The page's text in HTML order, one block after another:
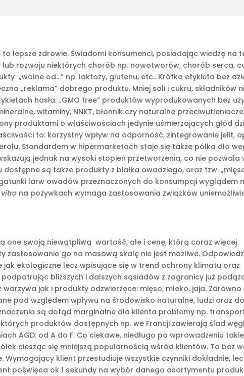
lepsze zdrowie. Świadomi konsumenci, posiadając wiedzę na
rozwoju niektórych chorób np. nowotworów, chorób serca,
„wolne od…” np. laktozy, glutenu, etc.. Krótka etykieta bez
„reklama” dobrego produktu. Mniej soli i cukru, składników
hasła: „GMO free” produktów wyprodukowanych bez
witaminy, NNKT, błonnik czy naturalne
produktami o właściwościach jedynie uśmierzających głód
to: korzystny wpływ na odporność, zintegrowanie jelit,
Standardem w hipermarketach staje się także półka dla
jednak na wysoki stopień przetworzenia, co nie pozwala
są także produkty z białka owadziego, oraz tzw.
larw owadów przeznaczonych do konsumpcji wyglądem
na pożywkach wymaga zastosowania związków
one swoją niewątpliwą wartość, ale i cenę, którą coraz więcej
zastosowanie go na masową skalę nie jest możliwe.
jak ekologiczne lecz wpisujące się w trend ochrony klimatu oraz
bliższych i dalszych sąsiadów z zagranicy już
jak i produkty odzwierzęce: mięso, mleko, jaja. Zarówno
pod względem wpływu na środowisko naturalne, ludzi oraz
są dotąd marginalne dla klienta problemy np.
produktów dostępnych np. we Francji zawierają ślad
AGD: od A do F. Co ciekawe, niedługo po wprowadzeniu
ciesząc się mniejszą popularnością wśród klientów. To bez
klient przestudiuje wszystkie czynniki dokładnie,
poświęca ok 1 sekundy na wybór danego asortymentu